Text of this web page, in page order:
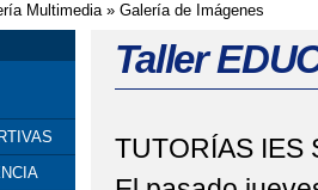
aquí
Multimedia» Galería de Imágenes
Taller
TUTORÍAS IES